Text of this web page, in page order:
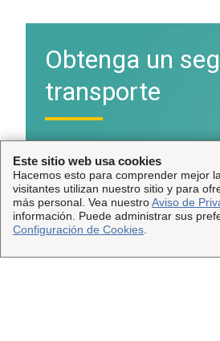
Obtenga un
transporte
¿Preparado para proteger sus
cobertura es la mejor para su
Selecciona
Póngase en contacto
Este sitio web usa cookies
Hacemos esto para comprender mejor
visitantes utilizan nuestro sitio y para
más personal. Vea nuestroAviso de
información. Puede administrar sus
Configuración de Cookies